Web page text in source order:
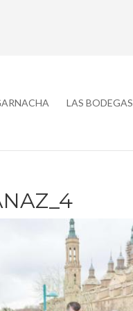
LAS BODEGAS